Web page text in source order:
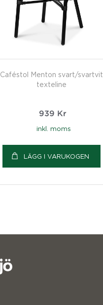
Caféstol Menton svart/svartvit
texteline
939 Kr
inkl. moms
LÄGG I VARUKOGEN